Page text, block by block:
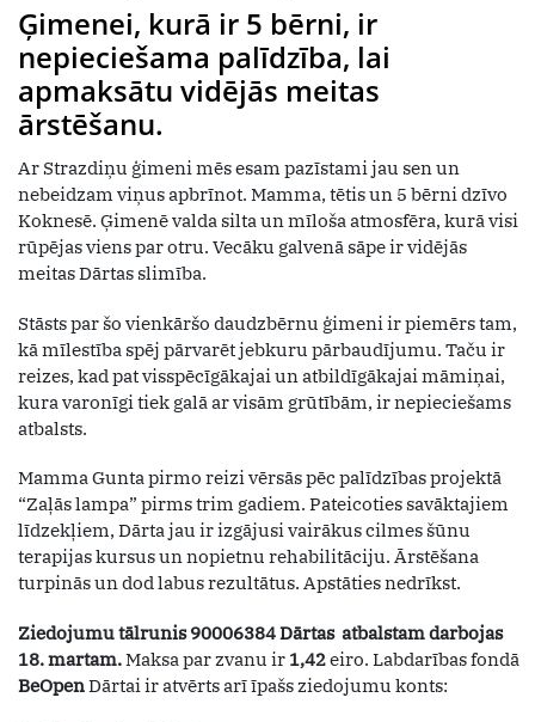
Ģimenei, kurā ir 5 bērni, ir
nepieciešama palīdzība, lai
apmaksātu vidējās meitas
ārstēšanu.
Ar Strazdiņu ģimeni mēs esam pazīstami jau sen un
nebeidzam viņus apbrīnot. Mamma, tētis un 5 bērni dzīvo
Koknesē. Ģimenē valda silta un mīloša atmosfēra, kurā visi
rūpējas viens par otru. Vecāku galvenā sāpe ir vidējās
meitas Dārtas slimība.
Stāsts par šo vienkāršo daudzbērnu ģimeni ir piemērs tam,
kā mīlestība spēj pārvarēt jebkuru pārbaudījumu. Taču ir
reizes, kad pat visspēcīgākajai un atbildīgākajai māmiņai,
kura varonīgi tiek galā ar visām grūtībām, ir nepieciešams
atbalsts.
Mamma Gunta pirmo reizi vērsās pēc palīdzības projektā
“Zaļās lampa” pirms trim gadiem. Pateicoties savāktajiem
līdzekļiem, Dārta jau ir izgājusi vairākus cilmes šūnu
terapijas kursus un nopietnu rehabilitāciju. Ārstēšana
turpinās un dod labus rezultātus. Apstāties nedrīkst.
Ziedojumu tālrunis 90006384 Dārtas atbalstam darbojas
18. martam.Maksa par zvanu ir 1,42eiro. Labdarības fondā
BeOpenDārtai ir atvērts arī īpašs ziedojumu konts: